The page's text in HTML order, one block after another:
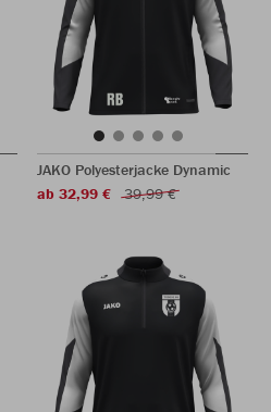
JAKO Polyesterjacke Dynamic
ab 32,99 €
39,99 €